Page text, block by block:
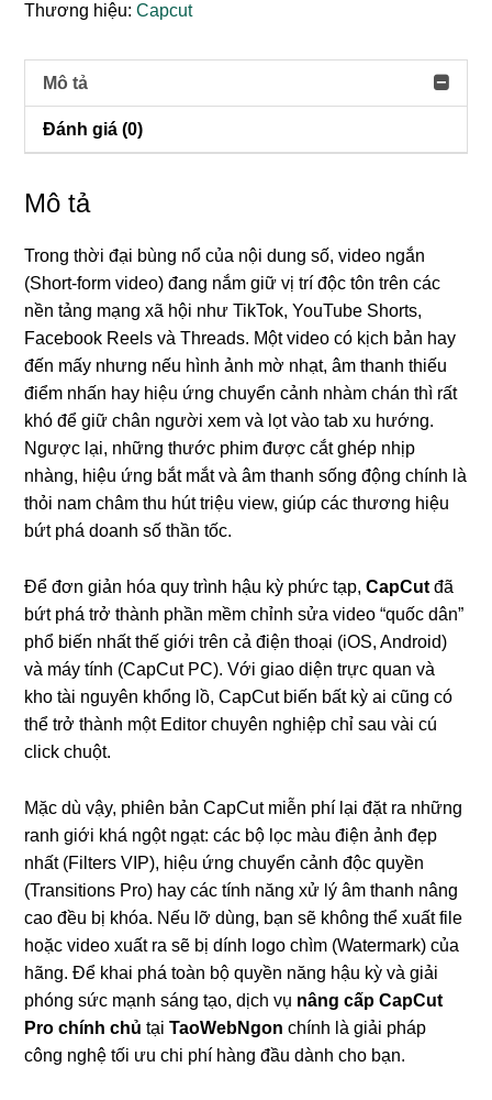
Thương hiệu:Capcut
Mô tả
Đánh giá (0)
Mô tả
Trong thời đại bùng nổ của nội dung số, video ngắn
(Short-form video) đang nắm giữ vị trí độc tôn trên các
nền tảng mạng xã hội như TikTok, YouTube Shorts,
Facebook Reels và Threads. Một video có kịch bản hay
đến mấy nhưng nếu hình ảnh mờ nhạt, âm thanh thiếu
điểm nhấn hay hiệu ứng chuyển cảnh nhàm chán thì rất
khó để giữ chân người xem và lọt vào tab xu hướng.
Ngược lại, những thước phim được cắt ghép nhịp
nhàng, hiệu ứng bắt mắt và âm thanh sống động chính là
thỏi nam châm thu hút triệu view, giúp các thương hiệu
bứt phá doanh số thần tốc.
Để đơn giản hóa quy trình hậu kỳ phức tạp,CapCut đã
bứt phá trở thành phần mềm chỉnh sửa video “quốc dân”
phổ biến nhất thế giới trên cả điện thoại (iOS, Android)
và máy tính (CapCut PC). Với giao diện trực quan và
kho tài nguyên khổng lồ, CapCut biến bất kỳ ai cũng có
thể trở thành một Editor chuyên nghiệp chỉ sau vài cú
click chuột.
Mặc dù vậy, phiên bản CapCut miễn phí lại đặt ra những
ranh giới khá ngột ngạt: các bộ lọc màu điện ảnh đẹp
nhất (Filters VIP), hiệu ứng chuyển cảnh độc quyền
(Transitions Pro) hay các tính năng xử lý âm thanh nâng
cao đều bị khóa. Nếu lỡ dùng, bạn sẽ không thể xuất file
hoặc video xuất ra sẽ bị dính logo chìm (Watermark) của
hãng. Để khai phá toàn bộ quyền năng hậu kỳ và giải
phóng sức mạnh sáng tạo, dịch vụ nâng cấp CapCut
Pro chính chủ tạiTaoWebNgon chính là giải pháp
công nghệ tối ưu chi phí hàng đầu dành cho bạn.